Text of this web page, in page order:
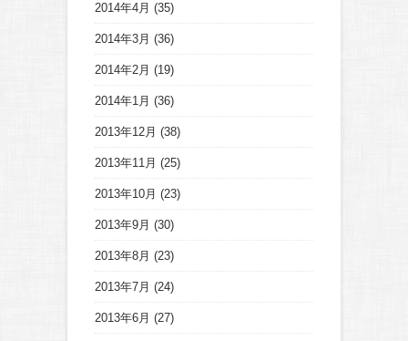
2014年4月 (35)
2014年3月 (36)
2014年2月 (19)
2014年1月 (36)
2013年12月 (38)
2013年11月 (25)
2013年10月 (23)
2013年9月 (30)
2013年8月 (23)
2013年7月 (24)
2013年6月 (27)